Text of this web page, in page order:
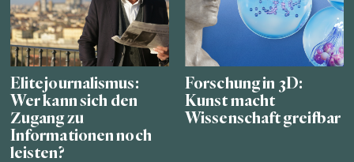
Elitejournalismus:
Wer kann sich den
Zugang zu
Informationen noch
leisten?
Forschung in 3D:
Kunst macht
Wissenschaft greifbar